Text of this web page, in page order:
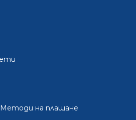
Методи на плащане